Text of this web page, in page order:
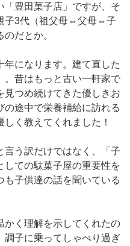
「豊田菓子店」ですが、そ
子3代（祖父母⇔父母⇔子
だとか。
年になります。建て直した
。昔はもっと古い一軒家で
見つめ続けてきた優しきお
の途中で栄養補給に訪れる
く教えてくれました！
言う訳だけではなく、「子
しての駄菓子屋の重要性を
子供達の話を聞いている
かく理解を示してくれたの
調子に乗ってしゃべり過ぎ